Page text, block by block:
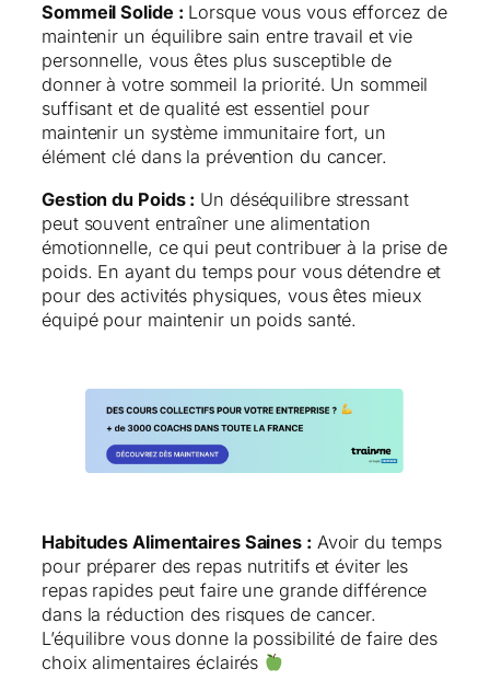
Sommeil Solide : Lorsque vous vous efforcez de
maintenir un équilibre sain entre travail et vie
personnelle, vous êtes plus susceptible de
donner à votre sommeil la priorité. Un sommeil
suffisant et de qualité est essentiel pour
maintenir un système immunitaire fort, un
élément clé dans la prévention du cancer​.
Gestion du Poids : Un déséquilibre stressant
peut souvent entraîner une alimentation
émotionnelle, ce qui peut contribuer à la prise de
poids. En ayant du temps pour vous détendre et
pour des activités physiques, vous êtes mieux
équipé pour maintenir un poids santé.
Habitudes Alimentaires Saines : Avoir du temps
pour préparer des repas nutritifs et éviter les
repas rapides peut faire une grande différence
dans la réduction des risques de cancer.
L’équilibre vous donne la possibilité de faire des
choix alimentaires éclairés ​